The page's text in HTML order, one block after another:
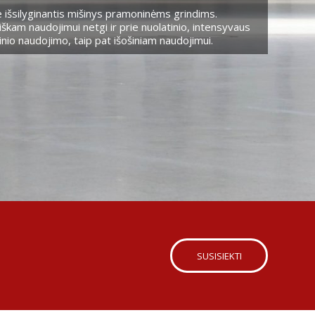
išsilyginantis mišinys pramoninėms grindims.
naudojimui netgi ir prie nuolatinio, intensyvaus
naudojimo, taip pat išošiniam naudojimui.
SUSISIEKTI